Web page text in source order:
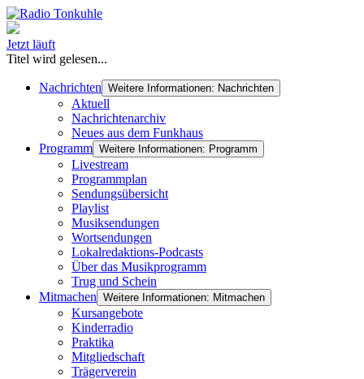
Jetzt läuft
Titel wird gelesen...
Nachrichten Weitere Informationen: Nachrichten
Aktuell
Nachrichtenarchiv
Neues aus dem Funkhaus
Programm Weitere Informationen: Programm
Livestream
Programmplan
Sendungsübersicht
Playlist
Musiksendungen
Wortsendungen
Lokalredaktions-Podcasts
Über das Musikprogramm
Trug und Schein
Mitmachen Weitere Informationen: Mitmachen
Kursangebote
Kinderradio
Praktika
Mitgliedschaft
Trägerverein